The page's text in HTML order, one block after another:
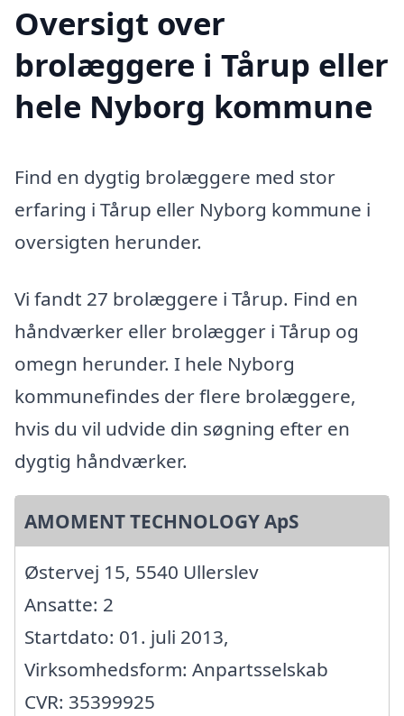
Oversigt over
brolæggere i Tårup eller
hele Nyborg kommune
Find en dygtig brolæggere med stor
erfaring i Tårup eller Nyborg kommune i
oversigten herunder.
Vi fandt 27 brolæggere i Tårup. Find en
håndværker eller brolægger i Tårup og
omegn herunder. I hele Nyborg
kommunefindes der flere brolæggere,
hvis du vil udvide din søgning efter en
dygtig håndværker.
AMOMENT TECHNOLOGY ApS
Østervej 15, 5540 Ullerslev
Ansatte: 2
Startdato: 01. juli 2013,
Virksomhedsform: Anpartsselskab
CVR: 35399925